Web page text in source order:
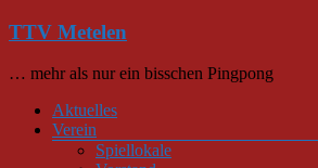
Zum
springen
TTV Metelen
… mehr als nur ein bisschen Pingpong
Menü
Aktuelles
Verein
Spiellokale